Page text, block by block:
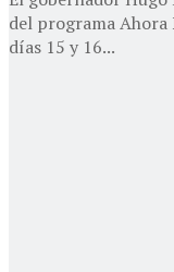
del programa Ahora
días 15 y 16...